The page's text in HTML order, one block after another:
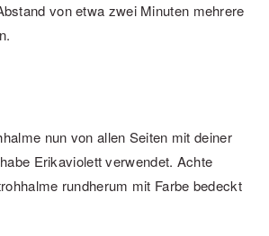
von etwa zwei Minuten mehrere
nun von allen Seiten mit deiner
Erikaviolett verwendet. Achte
rundherum mit Farbe bedeckt